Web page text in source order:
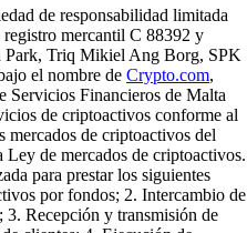
de responsabilidad limitada
mercantil C 88392 y
Park, Triq Mikiel Ang Borg, SPK
el nombre de Crypto.com,
Servicios Financieros de Malta
de criptoactivos conforme al
mercados de criptoactivos del
de mercados de criptoactivos.
para prestar los siguientes
por fondos; 2. Intercambio de
Recepción y transmisión de